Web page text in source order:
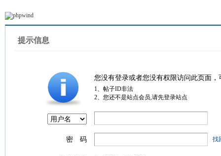
提示信息
您没有登录或者您没有权限访问此页面
1、帖子ID非法
2、您还不是站点会员,请先登录站点
密 码 找